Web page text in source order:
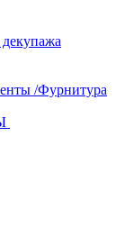
/Фурнитура